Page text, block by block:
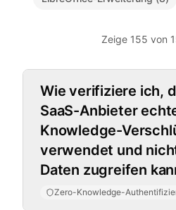
Zeige 155 von
Zero-Knowledge-
Wie verifiziere ich,
SaaS-Anbieter
Knowledge-
verwendet und
Daten zugreifen
Zero-Knowledge-